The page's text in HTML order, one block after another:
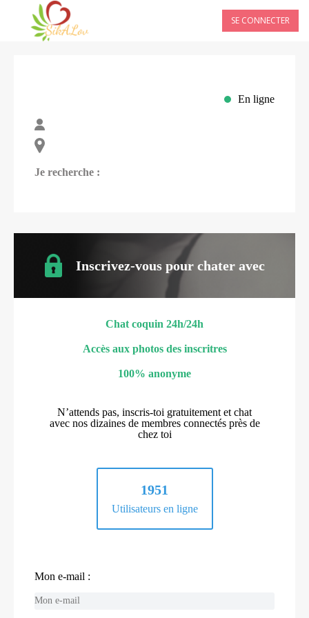
SE CONNECTER
En ligne
Je recherche :
Inscrivez-vous pour chater avec
Chat coquin 24h/24h
Accès aux photos des inscritres
100% anonyme
N’attends pas, inscris-toi gratuitement et chat
avec nos dizaines de membres connectés près de
chez toi
1951
Utilisateurs en ligne
Mon e-mail :